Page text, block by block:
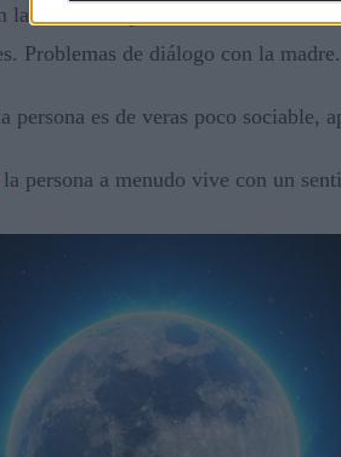
la casa de la profesión este Lilith
Problemas de diálogo con la madre.
persona es de veras poco sociable,
la persona a menudo vive con un